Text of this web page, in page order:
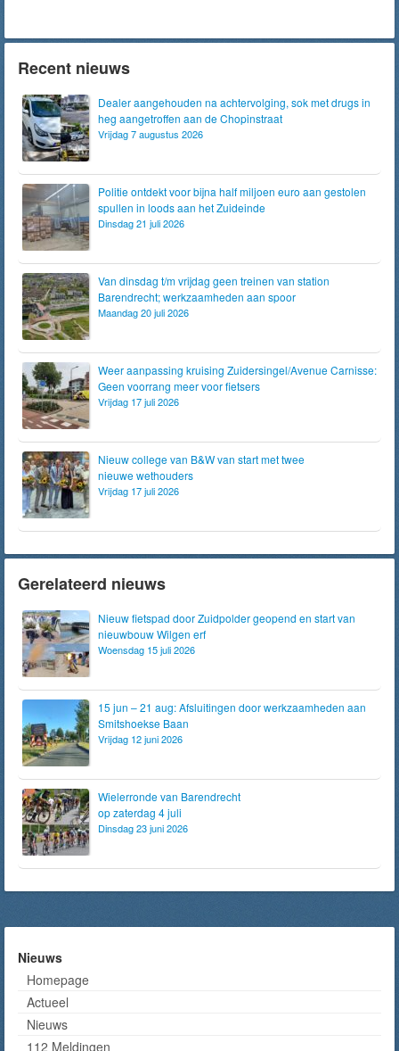
Recent nieuws
Dealer aangehouden na achtervolging, sok met drugs in
heg aangetroffen aan de Chopinstraat
Vrijdag 7 augustus 2026
Politie ontdekt voor bijna half miljoen euro aan gestolen
spullen in loods aan het Zuideinde
Dinsdag 21 juli 2026
Van dinsdag t/m vrijdag geen treinen van station
Barendrecht; werkzaamheden aan spoor
Maandag 20 juli 2026
Weer aanpassing kruising Zuidersingel/Avenue Carnisse:
Geen voorrang meer voor fietsers
Vrijdag 17 juli 2026
Nieuw college van B&W van start met twee
nieuwe wethouders
Vrijdag 17 juli 2026
Gerelateerd nieuws
Nieuw fietspad door Zuidpolder geopend en start van
nieuwbouw Wilgen erf
Woensdag 15 juli 2026
15 jun – 21 aug: Afsluitingen door werkzaamheden aan
Smitshoekse Baan
Vrijdag 12 juni 2026
Wielerronde van Barendrecht
op zaterdag 4 juli
Dinsdag 23 juni 2026
Nieuws
Homepage
Actueel
Nieuws
112 Meldingen